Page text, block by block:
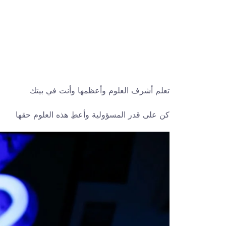
تعلم أشرف العلوم وأعظمها وأنت في بيتك
كن على قدر المسؤولية وأعطِ هذه العلوم حقها